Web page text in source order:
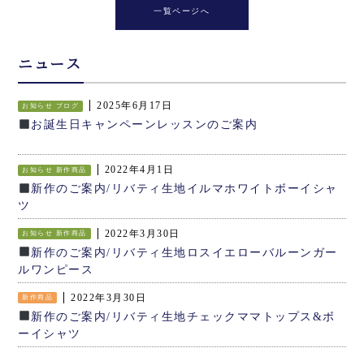
一覧ページへ
ニュース
お知らせ ブログ 2025年6月17日
お誕生日キャンペーンレッスンのご案内
お知らせ 新作商品 2022年4月1日
新作のご案内/リバティ生地イルマホワイトボーイシャ
ツ
お知らせ 新作商品 2022年3月30日
新作のご案内/リバティ生地ロスイエローバルーンガー
ルワンピース
新作商品 2022年3月30日
新作のご案内/リバティ生地チェックママトップス&ボ
ーイシャツ